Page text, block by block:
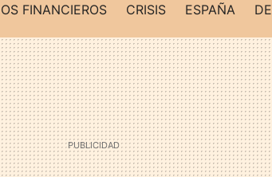
FINANCIEROS CRISIS ESPAÑA